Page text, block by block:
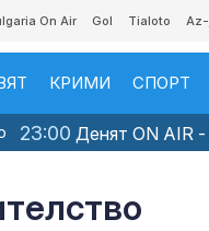
On Air Gol Tialoto
КРИМИ СПОРТ
23:00 Денят ON AIR